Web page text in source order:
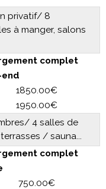
privatif/ 8
à manger, salons
complet
1850.00€
1950.00€
4 salles de
/ sauna...
complet
750.00€